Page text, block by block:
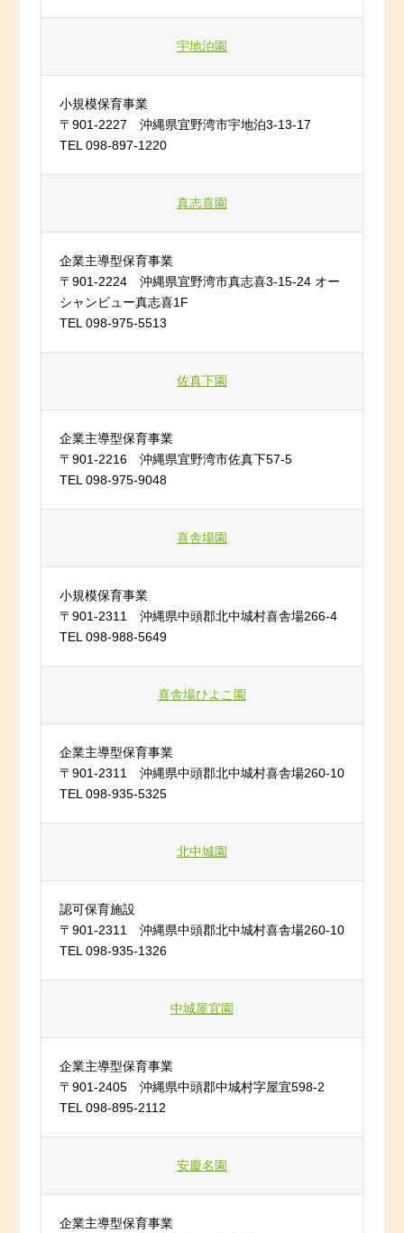
宇地泊園
小規模保育事業
〒901-2227 沖縄県宜野湾市宇地泊3-13-17
TEL 098-897-1220
真志喜園
企業主導型保育事業
〒901-2224 沖縄県宜野湾市真志喜3-15-24 オー
シャンビュー真志喜1F
TEL 098-975-5513
佐真下園
企業主導型保育事業
〒901-2216 沖縄県宜野湾市佐真下57-5
TEL 098-975-9048
喜舎場園
小規模保育事業
〒901-2311 沖縄県中頭郡北中城村喜舎場266-4
TEL 098-988-5649
喜舎場ひよこ園
企業主導型保育事業
〒901-2311 沖縄県中頭郡北中城村喜舎場260-10
TEL 098-935-5325
北中城園
認可保育施設
〒901-2311 沖縄県中頭郡北中城村喜舎場260-10
TEL 098-935-1326
中城屋宜園
企業主導型保育事業
〒901-2405 沖縄県中頭郡中城村字屋宜598-2
TEL 098-895-2112
安慶名園
企業主導型保育事業